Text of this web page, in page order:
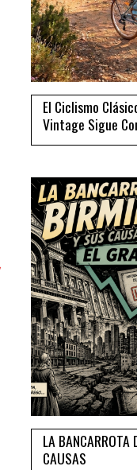
El Ciclismo
Vintage Sigue
LA BANCARROTA
CAUSAS